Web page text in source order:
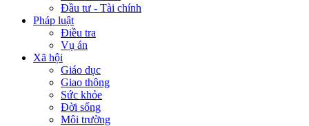
Đầu tư - Tài chính
Pháp luật
Điều tra
Vụ án
Xã hội
Giáo dục
Giao thông
Sức khỏe
Đời sống
Môi trường